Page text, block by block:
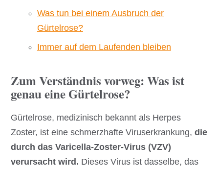
Was tun bei einem Ausbruch der
Gürtelrose?
Immer auf dem Laufenden bleiben
Zum Verständnis vorweg: Was ist
genau eine Gürtelrose?
Gürtelrose, medizinisch bekannt als Herpes
Zoster, ist eine schmerzhafte Viruserkrankung,die
durch das Varicella-Zoster-Virus (VZV)
verursacht wird. Dieses Virus ist dasselbe, das